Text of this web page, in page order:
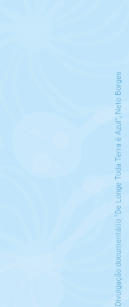
Divulgação documentário "De Longe Toda Terra é Azul", Neto Borges